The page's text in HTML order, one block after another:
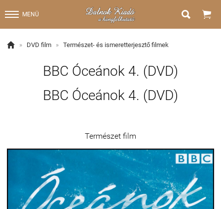
MENÜ  
 » DVD film » Természet- és ismeretterjesztő filmek
BBC Óceánok 4. (DVD)
BBC Óceánok 4. (DVD)
Természet film